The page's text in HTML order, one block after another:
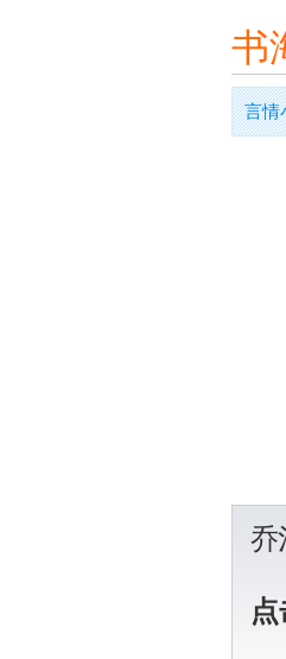
书
言情
乔